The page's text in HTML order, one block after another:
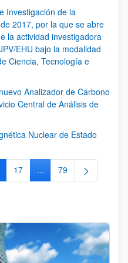
Investigación de la
2017, por la que se abre
la actividad investigadora
EHU bajo la modalidad
Ciencia, Tecnología e
Analizador de Carbono
Central de Análisis de
Nuclear de Estado
Use TAB para desplazarse.
Página
17 ...Páginas intermedias
Página
79